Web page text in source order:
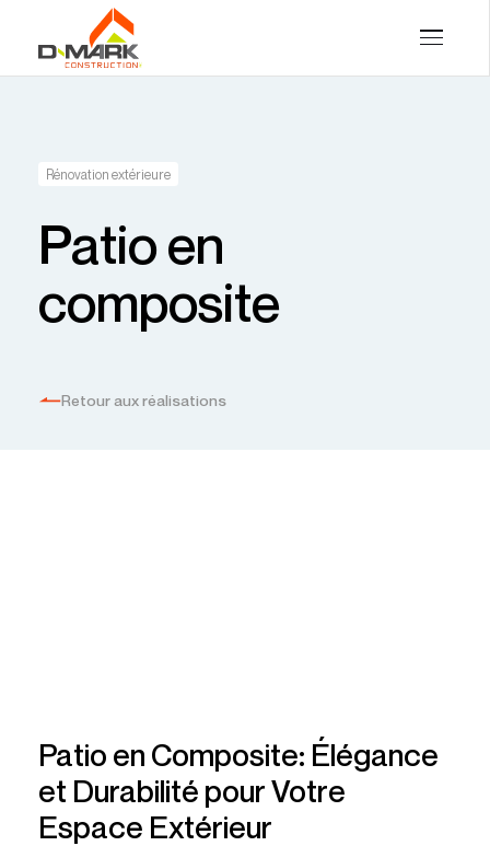
Rénovation extérieure
Patio en
composite
Retour aux réalisations
Patio en Composite: Élégance
et Durabilité pour Votre
Espace Extérieur